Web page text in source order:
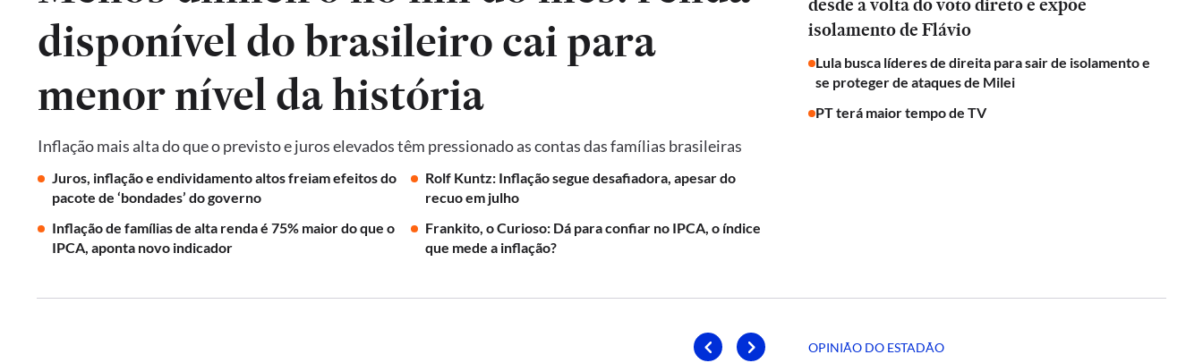
disponível do brasileiro cai para
menor nível da história
Inflação mais alta do que o previsto e juros elevados têm pressionado as contas das famílias brasileiras
Juros, inflação e endividamento altos freiam efeitos do
pacote de ‘bondades’ do governo
Rolf Kuntz: Inflação segue desafiadora, apesar do
recuo em julho
Inflação de famílias de alta renda é 75% maior do que o
IPCA, aponta novo indicador
Frankito, o Curioso: Dá para confiar no IPCA, o índice
que mede a inflação?
isolamento de Flávio
Lula busca líderes de direita para sair de isolamento e
se proteger de ataques de Milei
PT terá maior tempo de TV
OPINIÃO DO ESTADÃO